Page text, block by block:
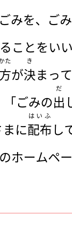
みを、ご
ことをい
方
た
が決
き
まっ
「ごみの出
だ
まに配布
はいふ
し
のホームペ